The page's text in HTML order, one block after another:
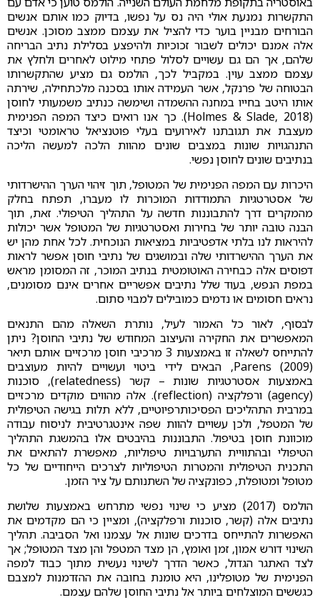
התקשרות נמנעת אולי היה נס על נפשו, בדיוק כמו אותם אנשים
הבורחים מבניין בוער כדי להציל את עצמם ממצב מסוכן. אנשים
אלה אמנם יכולים לשבור זכוכיות ולהיפצע בסלילת נתיב הבריחה
שלהם, אך הם גם עשויים לסלול פתחי מילוט לאחרים ולחלץ את
עצמם ממצב עוין. במקביל לכך, הולמס גם מציע שהתקשרותו
הבטוחה של פרנקל, אשר העמידה אותו בסכנה מלכתחילה, שירתה
אותו היטב בחייו במחנה ההשמדה ושימשה כנתיב משמעותי לחוסן
(Holmes & Slade, 2018). כך אנו רואים כיצד המפה הפנימית
מעצבת את תגובתנו לאירועים בעלי פוטנציאל טראומטי וכיצד
התנהגויות שונות במצבים שונים מהוות הלכה למעשה הליכה
בנתיבים שונים לחוסן נפשי.
היכרות עם המפה הפנימית של המטופל, תוך זיהוי הערך ההישרדותי
של אסטרטגיות התמודדות המוכרות לו מעברו, תפתח בחלק
מהמקרים דרך להתבוננות חדשה על התהליך הטיפולי. זאת, תוך
הבנה טובה יותר של בחירות ואסטרטגיות של המטופל אשר יכולות
להיראות לנו בלתי אדפטיביות במציאות הנוכחית. לכל אחת מהן יש
את הערך ההישרדותי שלה ובמושגים של נתיבי חוסן אפשר לראות
דפוסים אלה כבחירה האוטומטית בנתיב המוכר, זה המסומן מראש
במפת הנפש, בעוד שלל נתיבים אפשריים אחרים אינם מסומנים,
נראים חסומים או נדמים כמובילים למבוי סתום.
לבסוף, לאור כל האמור לעיל, נותרת השאלה מהם התנאים
המאפשרים את החקירה והעיצוב המחודש של נתיבי החוסן? ניתן
להתייחס לשאלה זו באמצעות 3 מרכיבי חוסן מרכזיים אותם תיאר
Parens (2009), הבאים לידי ביטוי ועשויים להיות מעוצבים
באמצעות אסטרטגיות שונות – קשר (relatedness), סוכנות
(agency) ורפלקציה (reflection). אלה מהווים מוקדים מרכזיים
במרבית התהליכים הפסיכותרפיוטיים, ללא תלות בגישה הטיפולית
של המטפל, ולכן עשויים להוות שפה אינטגרטיבית לניסוח עבודה
מוכוונת חוסן בטיפול. התבוננות בהיבטים אלו בהמשגת התהליך
הטיפולי ובהתוויית התערבויות טיפוליות, מאפשרת להתאים את
התכנית הטיפולית והמטרות הטיפוליות לצרכים הייחודיים של כל
מטופל ומטופלת, כפונקציה של השתנותם על ציר הזמן.
הולמס (2017) מציע כי שינוי נפשי מתרחש באמצעות שלושת
נתיבים אלה (קשר, סוכנות ורפלקציה), ומציין כי הם מקדמים את
האפשרות להתייחס בדרכים שונות אל עצמנו ואל הסביבה. תהליך
השינוי דורש אמון, זמן ואומץ, הן מצד המטפל והן מצד המטופל; אך
לצד האתגר הגדול, כאשר הדרך לשינוי נעשית מתוך כבוד למפה
הפנימית של מטופלינו, היא טומנת בחובה את ההזדמנות למצבם
כגששים המוצלחים ביותר אל נתיבי החוסן שלהם עצמם.